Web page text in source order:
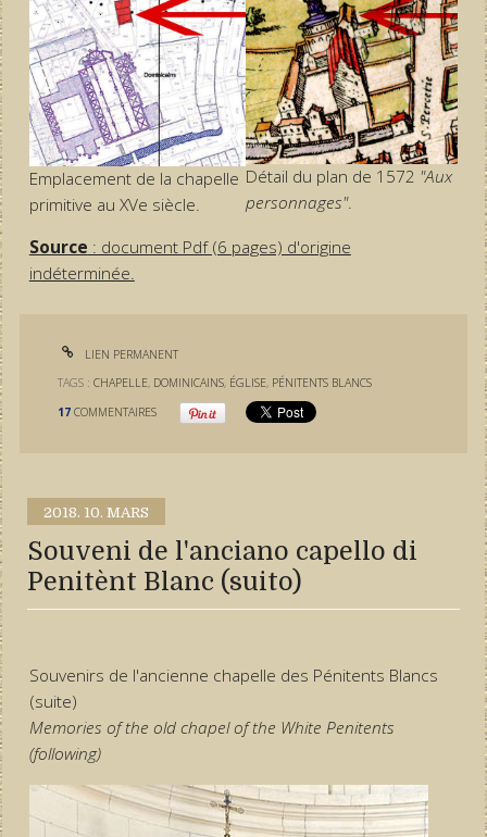
Emplacement de la chapelle
primitive au XVe siècle.
Détail du plan de 1572 "Aux
personnages".
Source : document Pdf (6 pages) d'origine
indéterminée.
LIEN PERMANENT
TAGS :CHAPELLE, DOMINICAINS, ÉGLISE, PÉNITENTS BLANCS
17 COMMENTAIRES
2018. 10. MARS
Souveni de l'anciano capello di
Penitènt Blanc (suito)
Souvenirs de l'ancienne chapelle des Pénitents Blancs
(suite)
Memories of the old chapel of the White Penitents
(following)